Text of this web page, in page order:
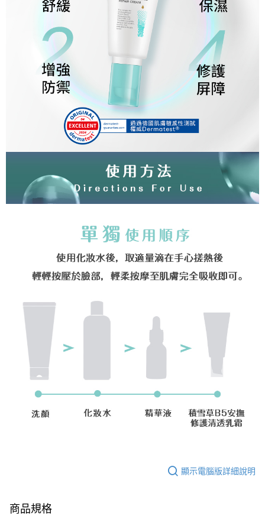
顯示電腦版詳細說明
商品規格